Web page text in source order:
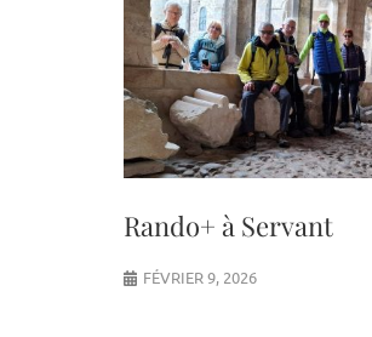
Rando+ à Servant
FÉVRIER 9, 2026